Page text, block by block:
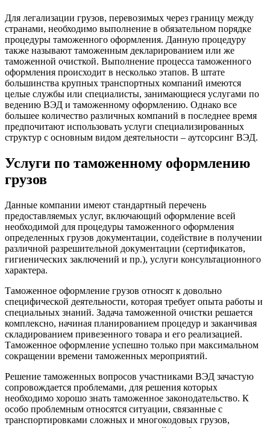
Для легализации грузов, перевозимых через границу между
странами, необходимо выполнение в обязательном порядке
процедуры таможенного оформления. Данную процедуру
также называют таможенным декларированием или же
таможенной очисткой. Выполнение процесса таможенного
оформления происходит в несколько этапов. В штате
большинства крупных транспортных компаний имеются
целые службы или специалисты, занимающиеся услугами по
ведению ВЭД и таможенному оформлению. Однако все
большее количество различных компаний в последнее время
предпочитают использовать услуги специализированных
структур с основным видом деятельности – аутсорсинг ВЭД.
Услуги по таможенному оформлению
грузов
Данные компании имеют стандартный перечень
предоставляемых услуг, включающий оформление всей
необходимой для процедуры таможенного оформления
определенных грузов документации, содействие в получении
различной разрешительной документации (сертификатов,
гигиенических заключений и пр.), услуги консультационного
характера.
Таможенное оформление грузов относят к довольно
специфической деятельности, которая требует опыта работы и
специальных знаний. Задача таможенной очистки решается
комплексно, начиная планированием процедур и заканчивая
складированием привезенного товара и его реализацией.
Таможенное оформление успешно только при максимальном
сокращении времени таможенных мероприятий.
Решение таможенных вопросов участниками ВЭД зачастую
сопровождается проблемами, для решения которых
необходимо хорошо знать таможенное законодательство. К
особо проблемным относятся ситуации, связанные с
транспортировками сложных и многокодовых грузов,